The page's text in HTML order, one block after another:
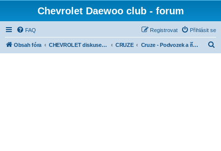
Chevrolet Daewoo club - forum
FAQ Přihlásit se
Registrovat
Obsah fóra CHEVROLET diskuse dle modelů CRUZE Cruze - Podvozek a řízení